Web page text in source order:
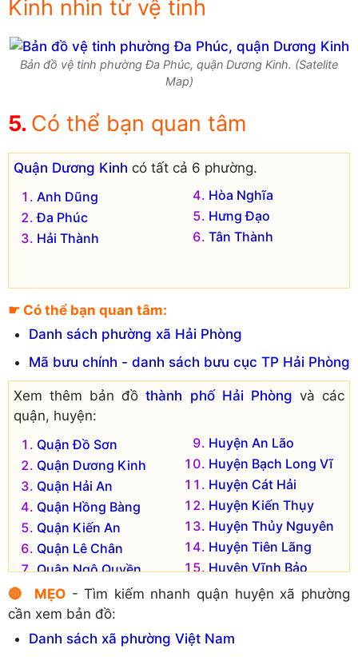
Kinh nhìn từ vệ tinh
Bản đồ vệ tinh phường Đa Phúc, quận Dương Kinh. (Satelite
Map)
Có thể bạn quan tâm
Quận Dương Kinh có tất cả 6 phường.
Anh Dũng
Đa Phúc
Hải Thành
Hòa Nghĩa
Hưng Đạo
Tân Thành
☛ Có thể bạn quan tâm:
Danh sách phường xã Hải Phòng
Mã bưu chính - danh sách bưu cục TP Hải Phòng
Xem thêm bản đồthành phố Hải Phòng và các
quận, huyện:
Quận Đồ Sơn
Quận Dương Kinh
Quận Hải An
Quận Hồng Bàng
Quận Kiến An
Quận Lê Chân
Quận Ngô Quyền
Huyện An Dương
Huyện An Lão
Huyện Bạch Long Vĩ
Huyện Cát Hải
Huyện Kiến Thụy
Huyện Thủy Nguyên
Huyện Tiên Lãng
Huyện Vĩnh Bảo
🔴 MẸO- Tìm kiếm nhanh quận huyện xã phường
cần xem bản đồ:
Danh sách xã phường Việt Nam